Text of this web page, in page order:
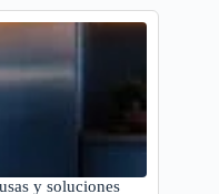
y soluciones